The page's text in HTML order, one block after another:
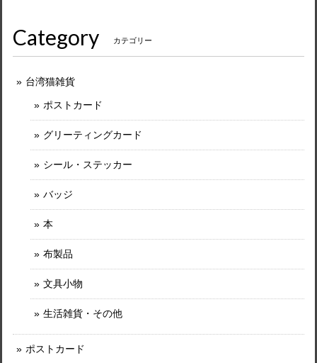
Category カテゴリー
台湾猫雑貨
ポストカード
グリーティングカード
シール・ステッカー
バッジ
本
布製品
文具小物
生活雑貨・その他
ポストカード